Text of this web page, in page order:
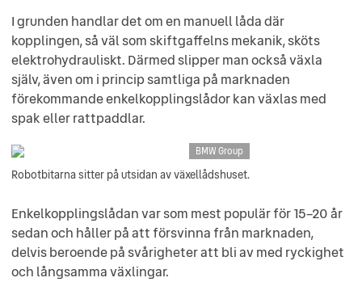
I grunden handlar det om en manuell låda där
kopplingen, så väl som skiftgaffelns mekanik, sköts
elektrohydrauliskt. Därmed slipper man också växla
själv, även om i princip samtliga på marknaden
förekommande enkelkopplingslådor kan växlas med
spak eller rattpaddlar.
BMW Group
Robotbitarna sitter på utsidan av växellådshuset.
Enkelkopplingslådan var som mest populär för 15–20 år
sedan och håller på att försvinna från marknaden,
delvis beroende på svårigheter att bli av med ryckighet
och långsamma växlingar.